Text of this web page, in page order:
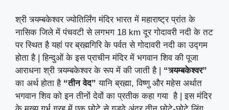
श्री त्र्यम्बकेश्वर ज्योतिर्लिंग मंदिर भारत में महाराष्ट्र प्रांत के
नासिक जिले में पंचवटी से लगभग 18 km दूर गोदावरी नदी के तट
पर स्थित है यहां पर ब्रह्मगिरि के पर्वत से गोदावरी नदी का उद्गम
होता है | हिन्दुओं के इस प्राचीन मंदिर में भगवान शिव की पूजा
आराधना श्री त्र्यम्बकेश्वर के रूप में की जाती है | “त्र्यम्बकेश्वर”
का अर्थ होता है “तीन वेद” यानि ब्रह्मा, विष्णु और महेस अर्थात
भगवान शिव को इन तीनों देवों का प्रतीक कहा गया है | इस मंदिर